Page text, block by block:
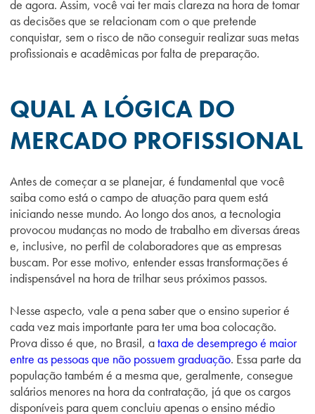
de agora. Assim, você vai ter mais clareza na hora de tomar
as decisões que se relacionam com o que pretende
conquistar, sem o risco de não conseguir realizar suas metas
profissionais e acadêmicas por falta de preparação.
QUAL A LÓGICA DO
MERCADO PROFISSIONAL
Antes de começar a se planejar, é fundamental que você
saiba como está o campo de atuação para quem está
iniciando nesse mundo. Ao longo dos anos, a tecnologia
provocou mudanças no modo de trabalho em diversas áreas
e, inclusive, no perfil de colaboradores que as empresas
buscam. Por esse motivo, entender essas transformações é
indispensável na hora de trilhar seus próximos passos.
Nesse aspecto, vale a pena saber que o ensino superior é
cada vez mais importante para ter uma boa colocação.
Prova disso é que, no Brasil, ataxa de desemprego é maior
entre as pessoas que não possuem graduação. Essa parte da
população também é a mesma que, geralmente, consegue
salários menores na hora da contratação, já que os cargos
disponíveis para quem concluiu apenas o ensino médio